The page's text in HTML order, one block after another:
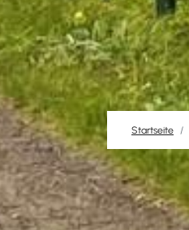
Startseite